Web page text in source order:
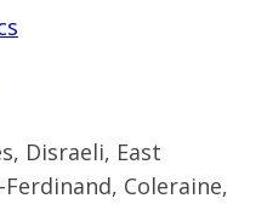
Disraeli, East
Coleraine,